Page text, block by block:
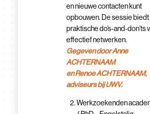
en nieuwe contacten kunt
opbouwen. De sessie biedt
praktische do’s-and-don’ts
effectief netwerken.
Gegeven door Anne
ACHTERNAAM
en Renoe ACHTERNAAM,
adviseurs bij UWV.
Werkzoekenden